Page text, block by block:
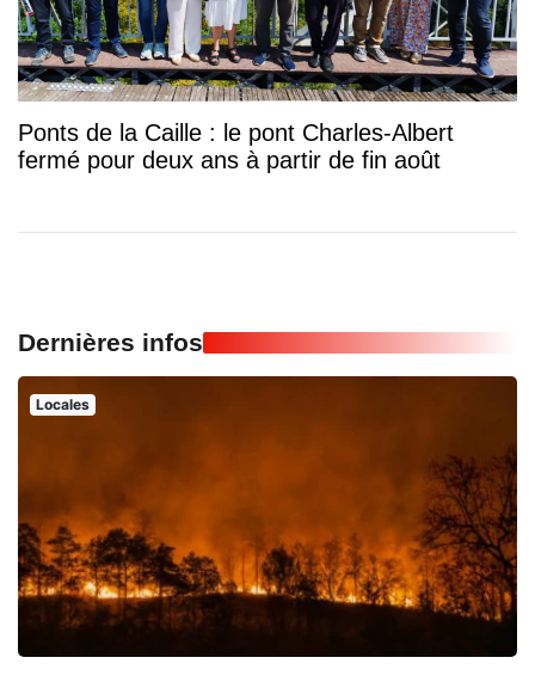
Ponts de la Caille : le pont Charles-Albert
fermé pour deux ans à partir de fin août
Dernières infos
Locales